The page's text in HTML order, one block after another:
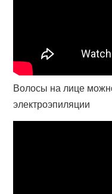
Волосы на лице
электроэпиляции